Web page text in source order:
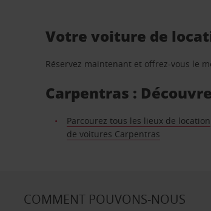
Votre voiture de
Réservez maintenant et offrez-vous le
Carpentras :
Parcourez tous les lieux de location
de voitures Carpentras
COMMENT POUVONS-NOUS